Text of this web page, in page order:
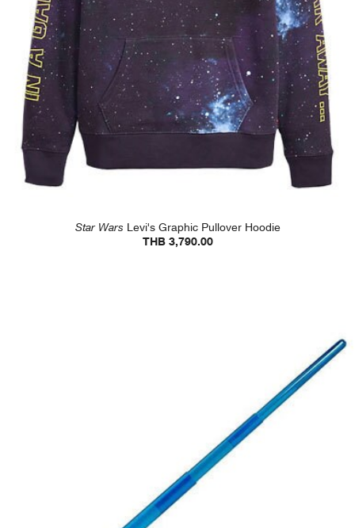
Star Wars Levi's Graphic Pullover Hoodie
THB 3,790.00